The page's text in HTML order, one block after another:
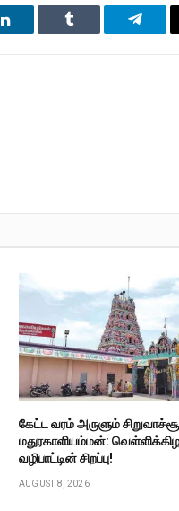
LinkedIn Tumblr
கேட்ட வரம் அருளும்
மதுரகாளியம்மன்:
வழிபாட்டின் சிறப்பு!
AUGUST 8, 2026